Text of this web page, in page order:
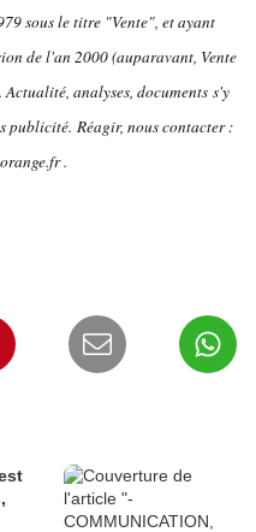
sous le titre "Vente", et ayant
de l'an 2000 (auparavant, Vente
analyses, documents s'y
publicité. Réagir, nous contacter :
.